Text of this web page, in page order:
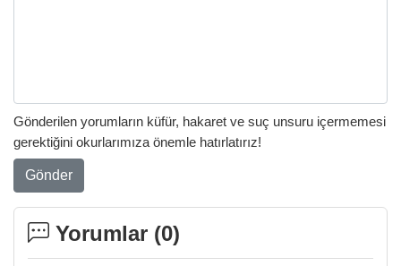
Gönderilen yorumların küfür, hakaret ve suç unsuru içermemesi
gerektiğini okurlarımıza önemle hatırlatırız!
Gönder
Yorumlar (0)